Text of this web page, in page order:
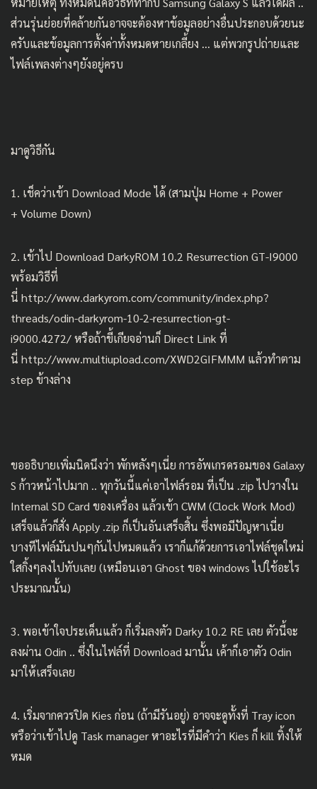
ส่วนรุ่นย่อยที่คล้ายกันอาจจะต้องหาข้อมูลอย่างอื่นประกอบด้วยนะ
ครับและข้อมูลการตั้งค่าทั้งหมดหายเกลี้ยง … แต่พวกรูปถ่ายและ
ไฟล์เพลงต่างๆยังอยู่ครบ
มาดูวิธีกัน
1. เช็คว่าเข้า Download Mode ได้ (สามปุ่ม Home + Power
+ Volume Down)
2. เข้าไป Download DarkyROM 10.2 Resurrection GT-I9000
พร้อมวิธีที่
นี่ http://www.darkyrom.com/community/index.php?
threads/odin-darkyrom-10-2-resurrection-gt-
i9000.4272/หรือถ้าขี้เกียจอ่านก็ Direct Link ที่
นี่ http://www.multiupload.com/XWD2GIFMMM แล้วทำตาม
step ข้างล่าง
ขออธิบายเพิ่มนิดนึงว่า พักหลังๆเนี่ย การอัพเกรดรอมของ Galaxy
S ก้าวหน้าไปมาก .. ทุกวันนี้แค่เอาไฟล์รอม ที่เป็น .zip ไปวางใน
Internal SD Card ของเครื่อง แล้วเข้า CWM (Clock Work Mod)
เสร็จแล้วก็สั่ง Apply .zip ก็เป็นอันเสร็จสิ้น ซึ่งพอมีปัญหาเนี่ย
บางทีไฟล์มันปนๆกันไปหมดแล้ว เราก็แก้ด้วยการเอาไฟล์ชุดใหม่
ใสกิ้งๆลงไปทับเลย (เหมือนเอา Ghost ของ windows ไปใช้อะไร
ประมาณนั้น)
3. พอเข้าใจประเด็นแล้ว ก็เริ่มลงตัว Darky 10.2 RE เลย ตัวนี้จะ
ลงผ่าน Odin .. ซึ่งในไฟล์ที่ Download มานั้น เค้าก็เอาตัว Odin
มาให้เสร็จเลย
4. เริ่มจากควรปิด Kies ก่อน (ถ้ามีรันอยู่) อาจจะดูทั้งที่ Tray icon
หรือว่าเข้าไปดู Task manager หาอะไรที่มีคำว่า Kies ก็ kill ทิ้งให้
หมด